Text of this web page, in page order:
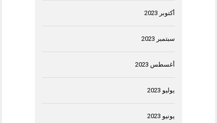
أكتوبر 2023
سبتمبر 2023
أغسطس 2023
يوليو 2023
يونيو 2023